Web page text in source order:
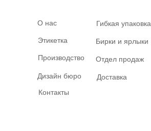
О нас
Этикетка
Производство
Дизайн бюро
Доставка
Контакты
Гибкая упаковка
Бирки и ярлыки
Отдел продаж